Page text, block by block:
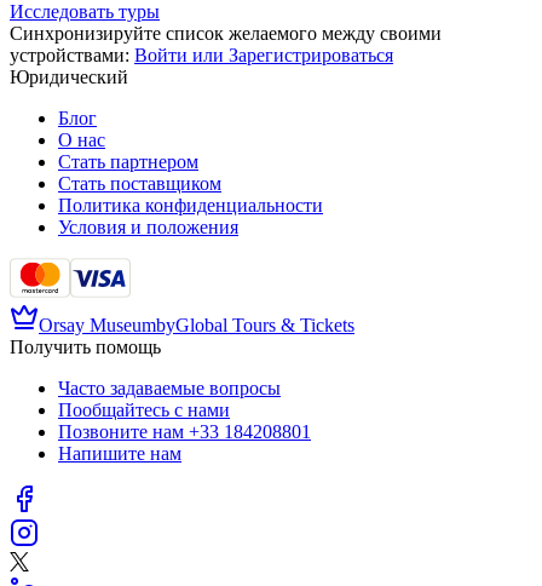
Исследовать туры
Синхронизируйте список желаемого между своими
устройствами: Войти или Зарегистрироваться
Юридический
Блог
О нас
Стать партнером
Стать поставщиком
Политика конфиденциальности
Условия и положения
Orsay MuseumbyGlobal Tours & Tickets
Получить помощь
Часто задаваемые вопросы
Пообщайтесь с нами
Позвоните нам +33 184208801
Напишите нам